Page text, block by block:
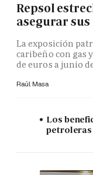
Repsol
asegurar sus
La exposición
caribeño con gas
de euros a junio
Raúl Masa
Los
petroleras